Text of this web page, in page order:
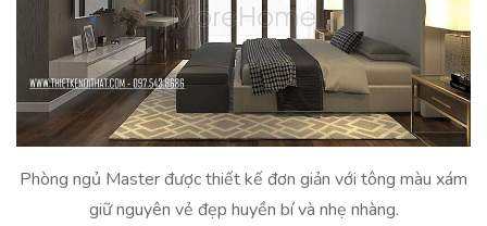
Phòng ngủ Master được thiết kế đơn giản với tông màu xám
giữ nguyên vẻ đẹp huyền bí và nhẹ nhàng.